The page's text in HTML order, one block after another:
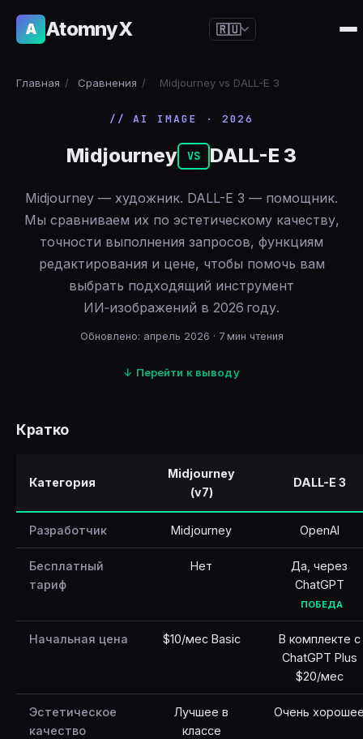
A AtomnyX 🇷🇺
🇪🇸 Español
🇧🇷 Português
🇫🇷Français
🇷🇺Русский
🇨🇳 简体中文
🇮🇹
🇮🇳हिन्दी
Главная / Сравнения / Midjourney vs DALL-E 3
// AI IMAGE · 2026
Midjourney VS DALL-E 3
Midjourney — художник. DALL-E 3 — помощник.
Мы сравниваем их по эстетическому качеству,
точности выполнения запросов, функциям
редактирования и цене, чтобы помочь вам
выбрать подходящий инструмент
ИИ‑изображений в 2026 году.
Обновлено: апрель 2026 · 7 мин чтения
↓ Перейти к выводу
Кратко
Категория
Midjourney
(v7)
DALL-E 3
Разработчик Midjourney OpenAI
Бесплатный
тариф
Нет
Да, через
ChatGPT
ПОБЕДА
Начальная цена $10/мес Basic
В комплекте с
ChatGPT Plus
$20/мес
Эстетическое
качество
Лучшее в
классе
Очень